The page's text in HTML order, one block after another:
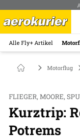
Alle Fly+ Artikel
Motorflug
FLIEGER, MOORE,
Kurztrip:
Potrems